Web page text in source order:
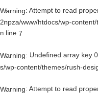
Warning: Attempt to read
2npza/www/htdocs/wp-
n line 7
Warning: Undefined array key
s/wp-content/themes/rush-
Warning: Attempt to read